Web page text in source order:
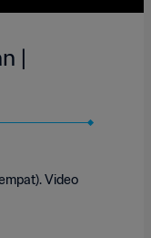
|
Video